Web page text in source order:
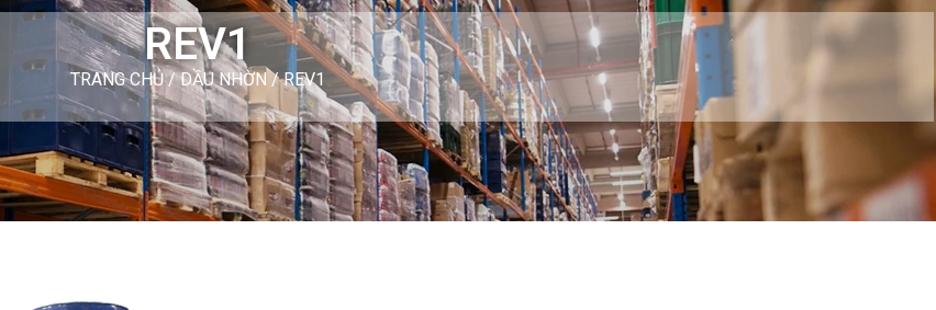
REV1
TRANG CHỦ/DẦU NHỜN / REV1